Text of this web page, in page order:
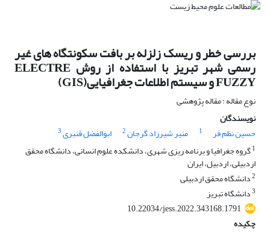
بررسی خطر و ریسک زلزله بر بافت سکونتگاه های غیر
رسمی شهر تبریز با استفاده از روش ELECTRE
FUZZY و سیستم اطلاعات جغرافیایی(GIS)
نوع مقاله : مقاله پژوهشی
نویسندگان
حسین نظم فر
1 منیر شیرزاد گرجان2 ابوالفضل قنبری3
1گروه جغرافیا و برنامه ریزی شهری، دانشکده علوم انسانی، دانشگاه محقق
اردبیلی، اردبیل، ایران
2دانشگاه محقق اردبیلی
3دانشگاه تبریز
10.22034/jess.2022.343168.1791
چکیده